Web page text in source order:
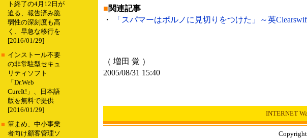
ト終了の4月12日が
迫る、報告済み脆
弱性の深刻度も高
く、早急な移行を
[2016/01/29]
■ インストール不要
の非常駐型セキュ
リティソフト
「Dr.Web
CureIt!」、日本語
版を無料で提供
[2016/01/29]
■ 筆まめ、中小事業
者向け顧客管理ソ
■関連記事
・
「スパマーはポルノに見切りをつけた」～英
（ 増田 覚 ）
2005/08/31 15:40
INTERNET
Copyright